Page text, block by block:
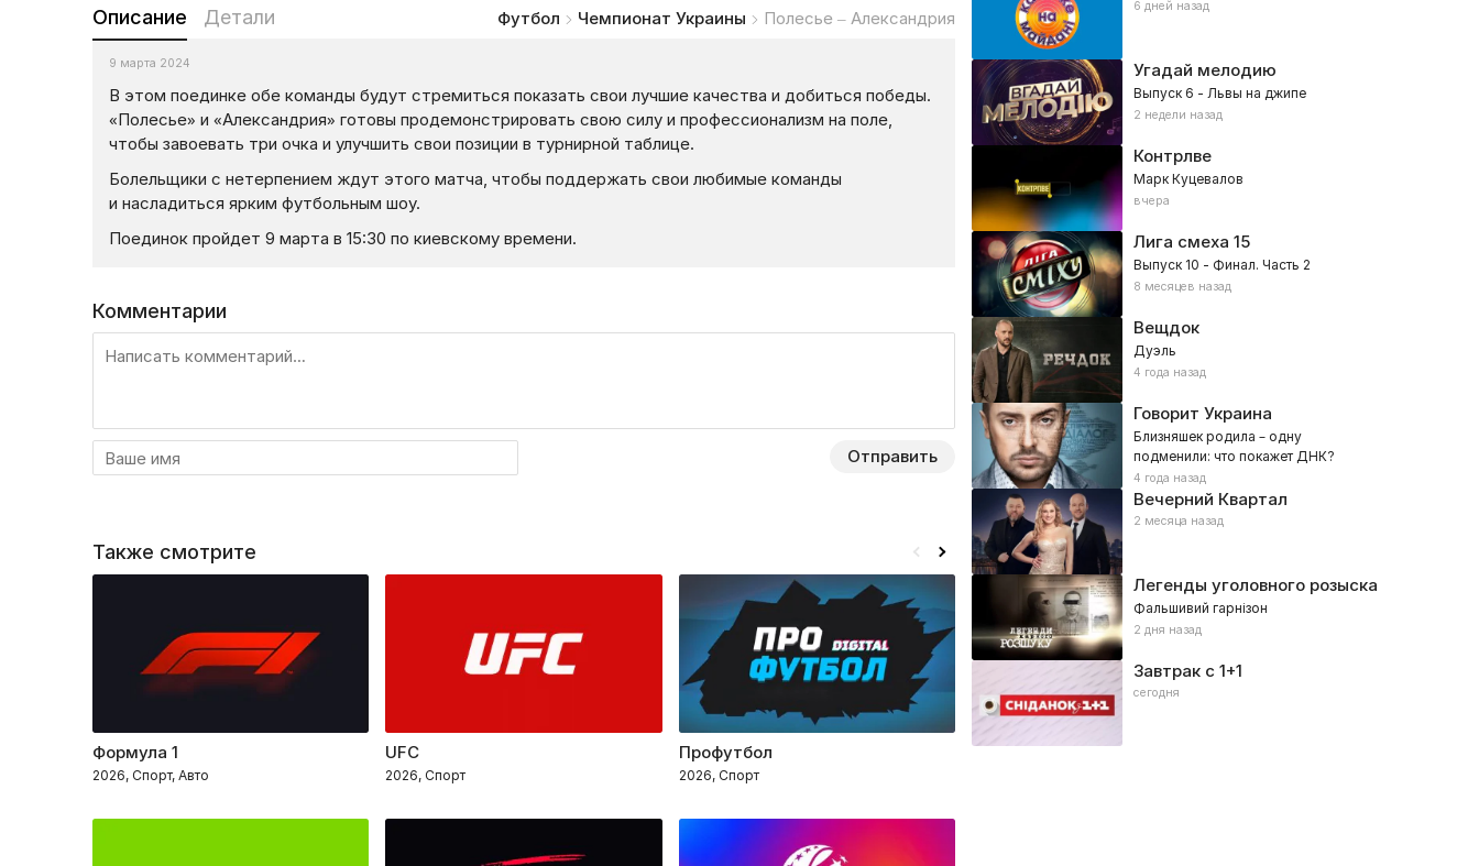
Описание Детали Футбол Чемпионат Украины Полесье – Александрия
9 марта 2024
В этом поединке обе команды будут стремиться показать свои лучшие качества и добиться победы.
«Полесье» и «Александрия» готовы продемонстрировать свою силу и профессионализм на поле,
чтобы завоевать три очка и улучшить свои позиции в турнирной таблице.
Болельщики с нетерпением ждут этого матча, чтобы поддержать свои любимые команды
и насладиться ярким футбольным шоу.
Поединок пройдет 9 марта в 15:30 по киевскому времени.
Комментарии
Отправить
6 дней назад
Угадай мелодию
Выпуск 6 - Львы на джипе
2 недели назад
Контрлве
Марк Куцевалов
вчера
Лига смеха 15
Выпуск 10 - Финал. Часть 2
8 месяцев назад
Вещдок
Дуэль
4 года назад
Говорит Украина
Близняшек родила – одну
подменили: что покажет ДНК?
4 года назад
Вечерний Квартал
2 месяца назад
Легенды уголовного розыска
Фальшивий гарнізон
2 дня назад
Завтрак с 1+1
сегодня
Также смотрите
Формула 1
2026, Спорт, Авто
UFC
2026, Спорт
Профутбол
2026, Спорт
КДК